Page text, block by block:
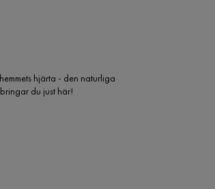
hjärta - den naturliga
du just här!